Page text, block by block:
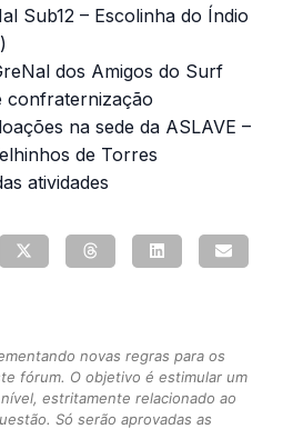
Sub12 – Escolinha do Índio
dos Amigos do Surf
confraternização
na sede da ASLAVE –
de Torres
atividades
novas regras para os
fórum. O objetivo é estimular um
estritamente relacionado ao
Só serão aprovadas as